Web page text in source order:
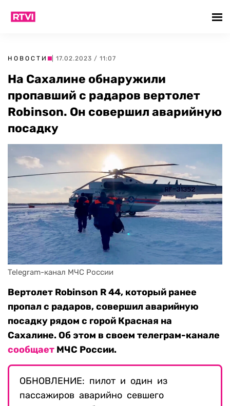
НОВОСТИ | 17.02.2023 / 11:07
На Сахалине обнаружили
пропавший с радаров вертолет
Robinson. Он совершил аварийную
посадку
Telegram-канал МЧС России
Вертолет Robinson R 44, который ранее
пропал с радаров, совершил аварийную
посадку рядом с горой Красная на
Сахалине. Об этом в своем телеграм-канале
сообщает МЧС России.
ОБНОВЛЕНИЕ: пилот и один из
пассажиров аварийно севшего